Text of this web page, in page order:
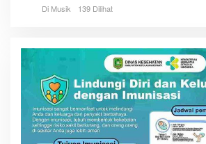
Di Musik 139 Dilihat